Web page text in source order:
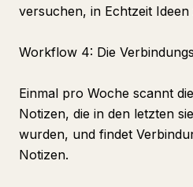
versuchen, in Echtzeit
Workflow 4: Die
Einmal pro Woche scannt
Notizen, die in den letzten
wurden, und findet
Notizen.